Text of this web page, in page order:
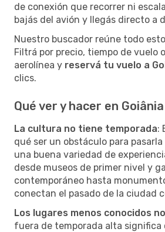
de conexión que recorrer ni
bajás del avión y llegás directo a
Nuestro buscador reúne todo
Filtrá por precio, tiempo de vuelo
aerolínea y reservá tu vuelo a
clics.
Qué ver y hacer en Goiânia
La cultura no tiene temporada:
qué ser un obstáculo para
una buena variedad de
desde museos de primer nivel y
contemporáneo hasta
conectan el pasado de la ciudad
Los lugares menos conocidos
fuera de temporada alta significa